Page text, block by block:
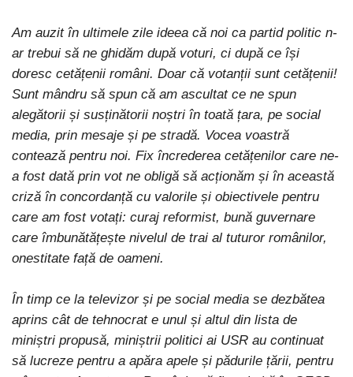
Am auzit în ultimele zile ideea că noi ca partid politic n-
ar trebui să ne ghidăm după voturi, ci după ce își
doresc cetățenii români. Doar că votanții sunt cetățenii!
Sunt mândru să spun că am ascultat ce ne spun
alegătorii și susținătorii noștri în toată țara, pe social
media, prin mesaje și pe stradă. Vocea voastră
contează pentru noi. Fix încrederea cetățenilor care ne-
a fost dată prin vot ne obligă să acționăm și în această
criză în concordanță cu valorile și obiectivele pentru
care am fost votați: curaj reformist, bună guvernare
care îmbunătățește nivelul de trai al tuturor românilor,
onestitate față de oameni.
În timp ce la televizor și pe social media se dezbătea
aprins cât de tehnocrat e unul și altul din lista de
miniștri propusă, miniștrii politici ai USR au continuat
să lucreze pentru a apăra apele și pădurile țării, pentru